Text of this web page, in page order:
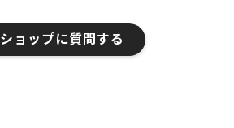
ショップに質問する